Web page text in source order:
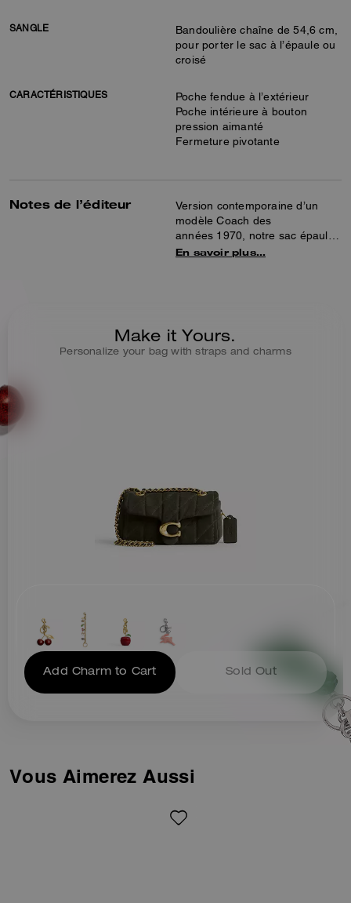
SANGLE
Bandoulière chaîne de 54,6 cm,
pour porter le sac à l’épaule ou
croisé
CARACTÉRISTIQUES
Poche fendue à l’extérieur
Poche intérieure à bouton
pression aimanté
Fermeture pivotante
Notes de l’éditeur
Version contemporaine d’un
modèle Coach des
années 1970, notre sac épaule
Tabby structuré est
chaîne et cuir, pour porter le sac
croisé, qui peut être doublée
En savoir plus…
Make it Yours.
Personalize your bag with straps and charms
Add Charm to Cart Sold Out
Vous Aimerez Aussi